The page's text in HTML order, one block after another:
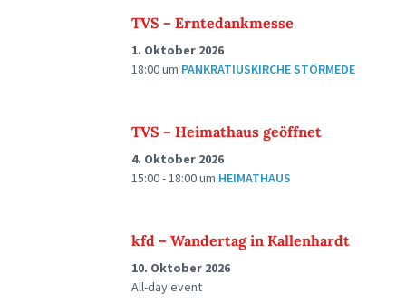
TVS – Erntedankmesse
1. Oktober 2026
18:00um PANKRATIUSKIRCHE STÖRMEDE
TVS – Heimathaus geöffnet
4. Oktober 2026
15:00 - 18:00um HEIMATHAUS
kfd – Wandertag in Kallenhardt
10. Oktober 2026
All-day event